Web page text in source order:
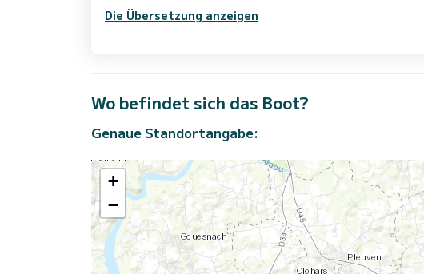
Die Übersetzung anzeigen
Wo befindet sich das Boot?
Genaue Standortangabe:
+
−